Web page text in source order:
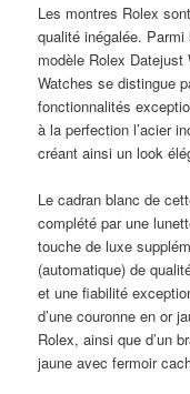
Les montres Rolex
qualité inégalée.
modèle Rolex
Watches se distingue
fonctionnalités
à la perfection l’acier
créant ainsi un look
Le cadran blanc de
complété par une
touche de luxe
(automatique) de
et une fiabilité
d’une couronne en or
Rolex, ainsi que d’un
jaune avec fermoir